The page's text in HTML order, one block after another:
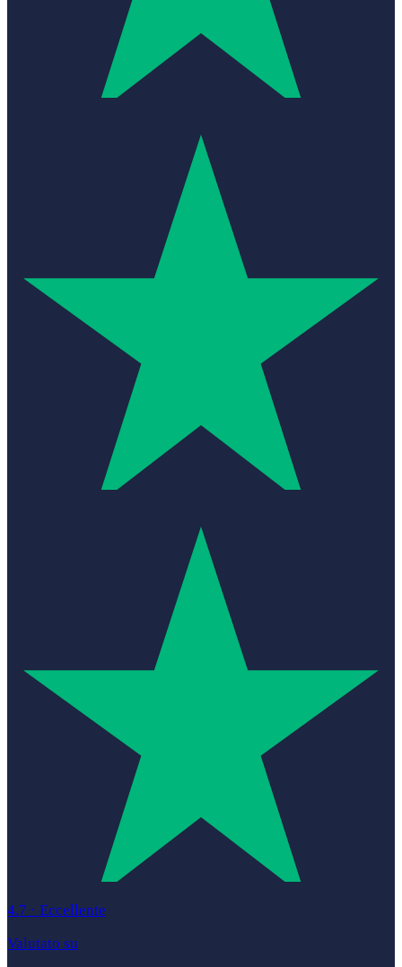
4.7 · Eccellente
Valutato su